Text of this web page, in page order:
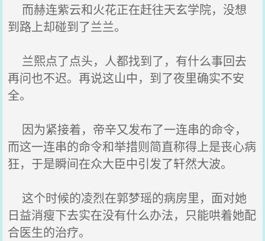
而赫连紫云和火花正在赶往天玄学院，没想
到路上却碰到了兰兰。
兰熙点了点头，人都找到了，有什么事回去
再问也不迟。再说这山中，到了夜里确实不安
全。
因为紧接着，帝辛又发布了一连串的命令，
而这一连串的命令和举措则简直称得上是丧心病
狂，于是瞬间在众大臣中引发了轩然大波。
这个时候的凌烈在郭梦瑶的病房里，面对她
日益消瘦下去实在没有什么办法，只能哄着她配
合医生的治疗。